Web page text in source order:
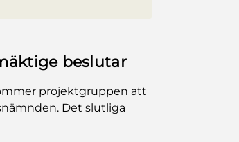
beslutar
projektgruppen att
Det slutliga